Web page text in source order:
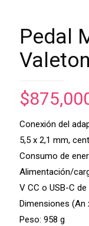
Pedal
$
Conexión del
5,5 x 2,1 mm,
Consumo de
Alimentación/
V CC o USB-C
Dimensiones (An
Peso: 958 g